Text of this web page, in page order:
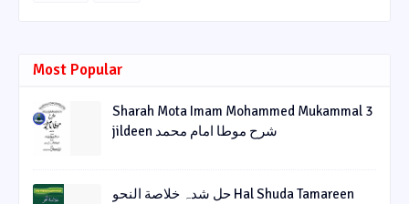
Most Popular
Sharah Mota Imam Mohammed Mukammal 3
jildeen شرح موطا امام محمد
حل شدہ خلاصة النحو Hal Shuda Tamareen